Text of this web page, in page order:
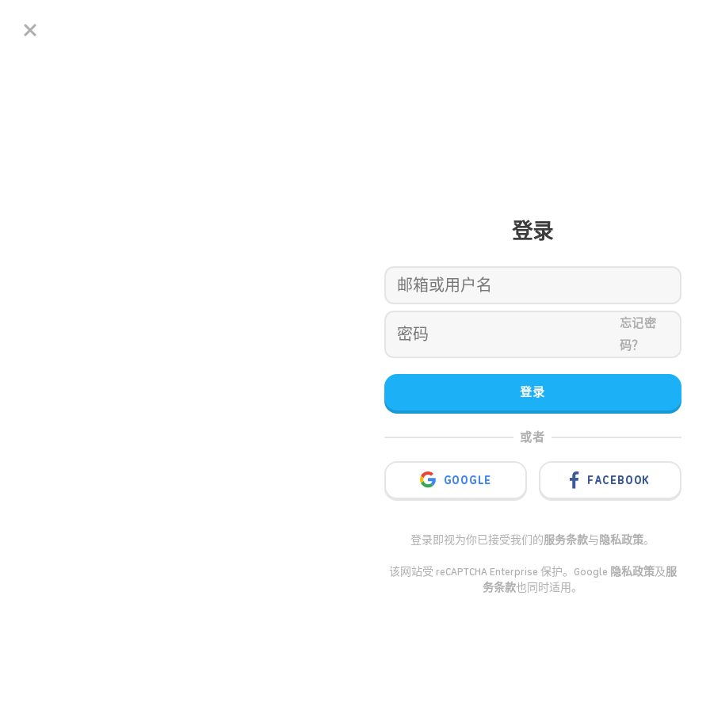
登录
忘记密
码？
登录
或者
GOOGLE FACEBOOK
登录即视为你已接受我们的服务条款与隐私政策。
该网站受 reCAPTCHA Enterprise 保护。Google 隐私政策及服
务条款也同时适用。